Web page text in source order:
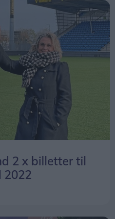
2 x billetter til
2022